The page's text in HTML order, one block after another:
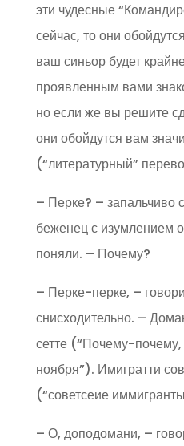
эти чудесные
сейчас, то они
ваш синьор будет
проявленным вами
но если же вы решите
они обойдутся вам
(“литературный”
– Перке? – запальчиво
беженец с изумлением
поняли. – Почему?
– Перке-перке, –
снисходительно. –
сетте (“Почему-почему,
ноября”). Имигратти
(“советсеие
– О, доподомани, –